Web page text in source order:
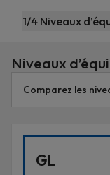
contenu
1/4 Niveaux
Niveaux
Comparez les
GL